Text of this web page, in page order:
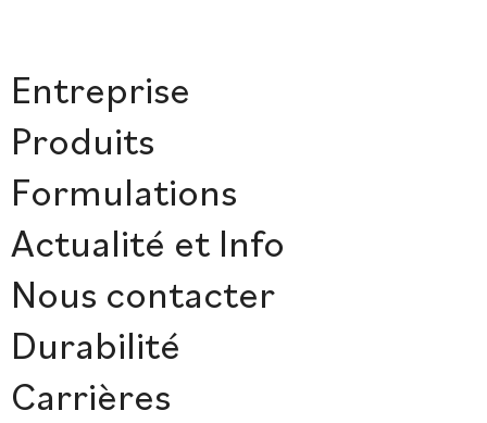
Entreprise
Produits
Formulations
Actualité et Info
Nous contacter
Durabilité
Carrières